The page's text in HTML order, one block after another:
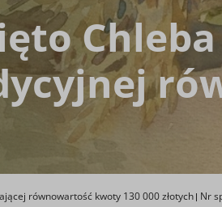
równowartość kwoty 130 000 złotych Nr